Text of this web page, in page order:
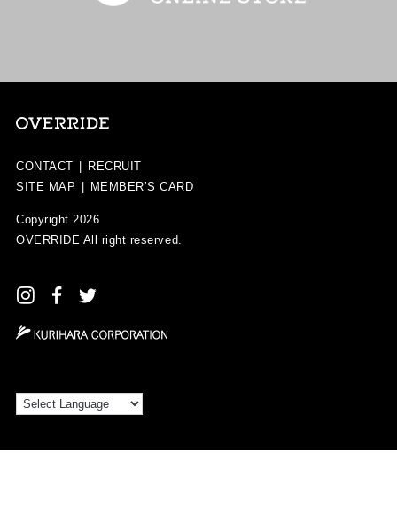
CONTACT
RECRUIT
SITE MAP
MEMBER’S CARD
Copyright 2026
OVERRIDE All right reserved.